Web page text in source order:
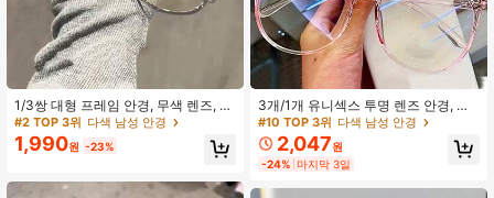
1/3쌍 대형 프레임 안경, 무색 렌즈, 학
구적 스타일 프레임, 얼굴에 잘 어울리
는, 일상 착용에 적합
#2 TOP 3위 다색 남성 안경
1,990원 -23%
3개/1개 유니섹스 투명 렌즈 안경, 블
랙, 핑크, 투명 프레임으로 제공. 컴퓨
터 독서, 게임, TV 시청 또는 스마트폰
사용을 위한 학생에게 적합
#10 TOP 3위 다색 남성 안경
2,047원
-24% 마지막 3일